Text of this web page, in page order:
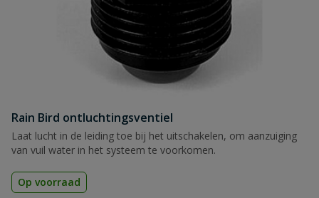
Rain Bird ontluchtingsventiel
Laat lucht in de leiding toe bij het uitschakelen, om aanzuiging
van vuil water in het systeem te voorkomen.
Op voorraad